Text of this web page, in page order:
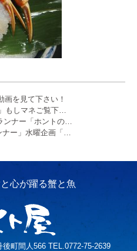
画を見て下さい！
もしマネご覧下…
ンナー「ホントの…
ー」水曜企画「…
町間人566 TEL.0772-75-2639